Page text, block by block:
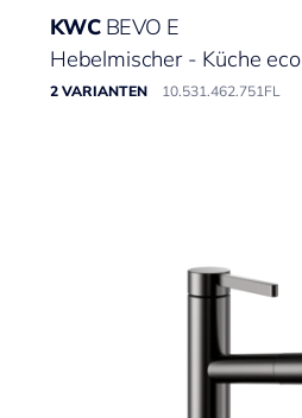
KWC BEVO E
Hebelmischer - Küche eco
2 VARIANTEN 10.531.462.751FL